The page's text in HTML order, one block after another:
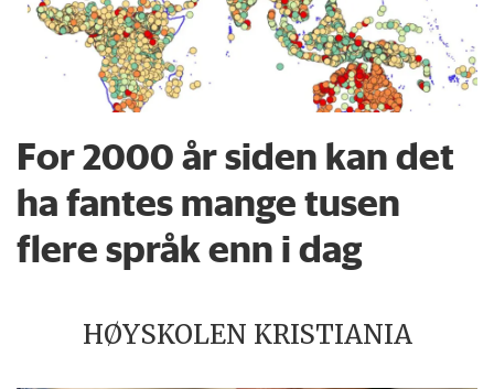
For 2000 år siden kan det
ha fantes mange tusen
flere språk enn i dag
HØYSKOLEN KRISTIANIA